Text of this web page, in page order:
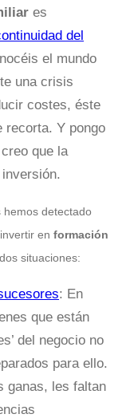
es
del
el mundo
una crisis
costes, éste
recorta. Y pongo
que la
hemos detectado
en formación
situaciones:
: En
que están
del negocio no
para ello.
ganas, les faltan